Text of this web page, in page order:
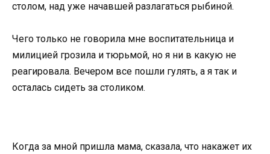
столом, над уже начавшей разлагаться рыбиной.
Чего только не говорила мне воспитательница и
милицией грозила и тюрьмой, но я ни в какую не
реагировала. Вечером все пошли гулять, а я так и
осталась сидеть за столиком.
Когда за мной пришла мама, сказала, что накажет их